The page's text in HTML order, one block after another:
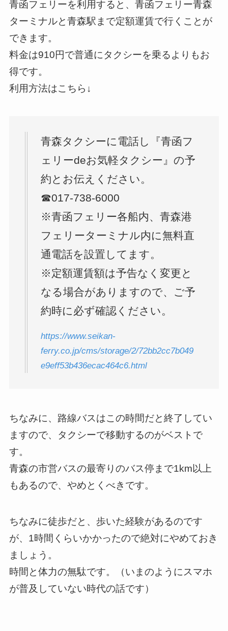
青函フェリーを利用すると、青函フェリー青森
ターミナルと青森駅まで定額運賃で行くことが
できます。
料金は910円で普通にタクシーを乗るよりもお
得です。
利用方法はこちら↓
青森タクシーに電話し『青函フ
ェリーdeお気軽タクシー』の予
約とお伝えください。
☎017-738-6000
※青函フェリー各船内、青森港
フェリーターミナル内に無料直
通電話を設置してます。
※定額運賃額は予告なく変更と
なる場合がありますので、ご予
約時に必ず確認ください。
https://www.seikan-
ferry.co.jp/cms/storage/2/72bb2cc7b049
e9eff53b436ecac464c6.html
ちなみに、路線バスはこの時間だと終了してい
ますので、タクシーで移動するのがベストで
す。
青森の市営バスの最寄りのバス停まで1km以上
もあるので、やめとくべきです。
ちなみに徒歩だと、歩いた経験があるのです
が、1時間くらいかかったので絶対にやめておき
ましょう。
時間と体力の無駄です。（いまのようにスマホ
が普及していない時代の話です）